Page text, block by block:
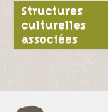
Structures
culturelles
associées